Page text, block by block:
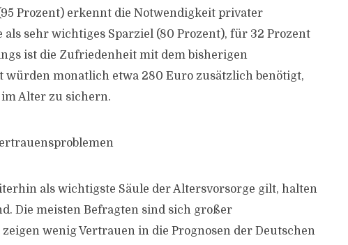
Prozent) erkennt die Notwendigkeit privater
sehr wichtiges Sparziel (80 Prozent), für 32 Prozent
ist die Zufriedenheit mit dem bisherigen
würden monatlich etwa 280 Euro zusätzlich benötigt,
Alter zu sichern.
als wichtigste Säule der Altersvorsorge gilt, halten
Die meisten Befragten sind sich großer
wenig Vertrauen in die Prognosen der Deutschen